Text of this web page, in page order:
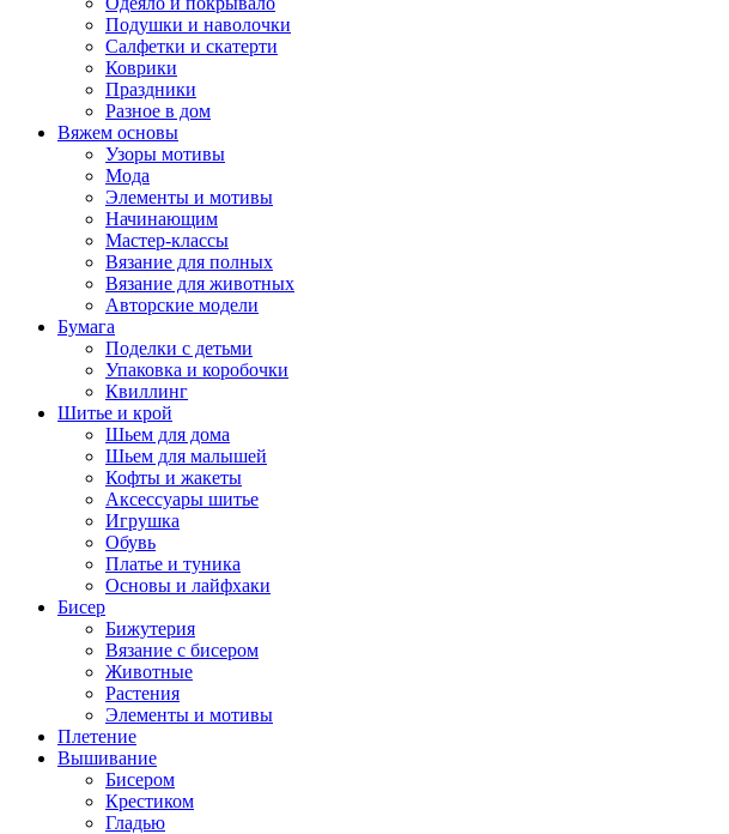
Подушки и наволочки
Салфетки и скатерти
Коврики
Праздники
Разное в дом
Вяжем основы
Узоры мотивы
Мода
Элементы и мотивы
Начинающим
Мастер-классы
Вязание для полных
Вязание для животных
Авторские модели
Бумага
Поделки с детьми
Упаковка и коробочки
Квиллинг
Шитье и крой
Шьем для дома
Шьем для малышей
Кофты и жакеты
Аксессуары шитье
Игрушка
Обувь
Платье и туника
Основы и лайфхаки
Бисер
Бижутерия
Вязание с бисером
Животные
Растения
Элементы и мотивы
Плетение
Вышивание
Бисером
Крестиком
Гладью